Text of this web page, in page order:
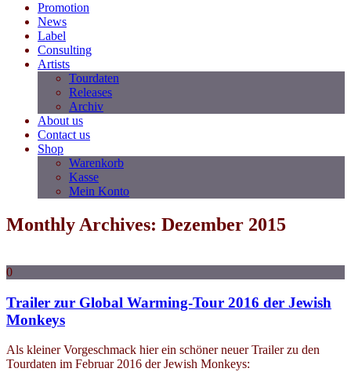
Promotion
News
Label
Consulting
Artists
Tourdaten
Releases
Archiv
About us
Contact us
Shop
Warenkorb
Kasse
Mein Konto
Monthly Archives: Dezember 2015
0
Trailer zur Global Warming-Tour 2016 der Jewish
Monkeys
Als kleiner Vorgeschmack hier ein schöner neuer Trailer zu den
Tourdaten im Februar 2016 der Jewish Monkeys: